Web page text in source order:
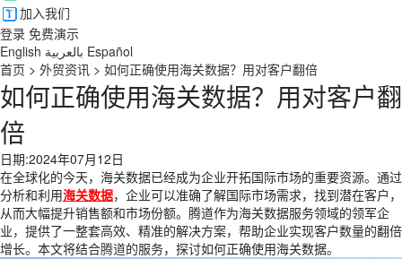
加入我们
登录 免费演示
English بالعربية Español
首页 > 外贸资讯 > 如何正确使用海关数据？用对客户翻倍
如何正确使用海关数据？用对客户翻
倍
日期:2024年07月12日
在全球化的今天，海关数据已经成为企业开拓国际市场的重要资源。通过
分析和利用海关数据，企业可以准确了解国际市场需求，找到潜在客户，
从而大幅提升销售额和市场份额。腾道作为海关数据服务领域的领军企
业，提供了一整套高效、精准的解决方案，帮助企业实现客户数量的翻倍
增长。本文将结合腾道的服务，探讨如何正确使用海关数据。